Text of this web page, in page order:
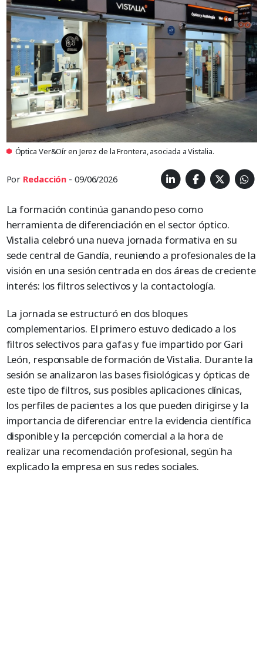
Óptica Ver&Oír en Jerez de la Frontera, asociada a Vistalia.
Por Redacción - 09/06/2026
La formación continúa ganando peso como
herramienta de diferenciación en el sector óptico.
Vistalia celebró una nueva jornada formativa en su
sede central de Gandía, reuniendo a profesionales de la
visión en una sesión centrada en dos áreas de creciente
interés: los filtros selectivos y la contactología.
La jornada se estructuró en dos bloques
complementarios. El primero estuvo dedicado a los
filtros selectivos para gafas y fue impartido por Gari
León, responsable de formación de Vistalia. Durante la
sesión se analizaron las bases fisiológicas y ópticas de
este tipo de filtros, sus posibles aplicaciones clínicas,
los perfiles de pacientes a los que pueden dirigirse y la
importancia de diferenciar entre la evidencia científica
disponible y la percepción comercial a la hora de
realizar una recomendación profesional, según ha
explicado la empresa en sus redes sociales.